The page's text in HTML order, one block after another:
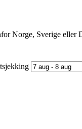
Norge, Sverige eller